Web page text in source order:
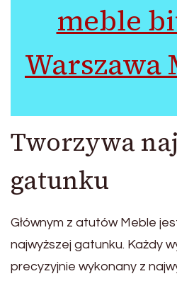
meble
Warszawa
Tworzywa
gatunku
Głównym z atutów Meble
najwyższej gatunku. Każdy
precyzyjnie wykonany z